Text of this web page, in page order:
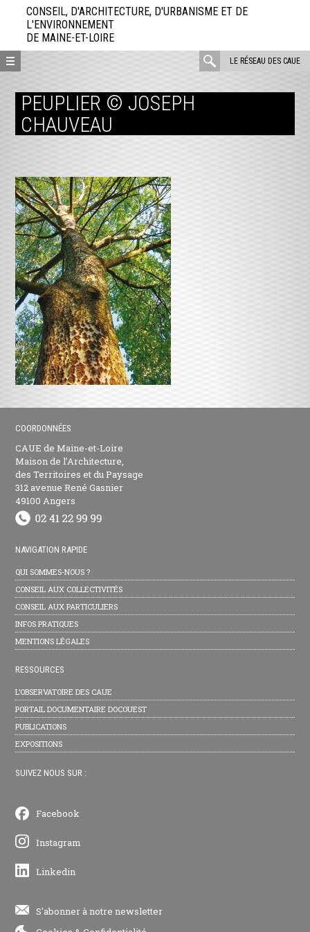
directement
contenu
CONSEIL, D'ARCHITECTURE, D'URBANISME ET DE
L'ENVIRONNEMENT
DE MAINE-ET-LOIRE
LE RÉSEAU DES CAUE
rechercher
PEUPLIER © JOSEPH
CHAUVEAU
COORDONNÉES
CAUE de Maine-et-Loire
Maison de l’Architecture,
des Territoires et du Paysage
312 avenue René Gasnier
49100 Angers
NAVIGATION RAPIDE
QUI SOMMES-NOUS ?
CONSEIL AUX COLLECTIVITÉS
CONSEIL AUX PARTICULIERS
INFOS PRATIQUES
MENTIONS LÉGALES
RESSOURCES
L’OBSERVATOIRE DES CAUE
PORTAIL DOCUMENTAIRE DOCOUEST
PUBLICATIONS
EXPOSITIONS
SUIVEZ NOUS SUR :
Facebook
Instagram
Linkedin
S'abonner à notre newsletter